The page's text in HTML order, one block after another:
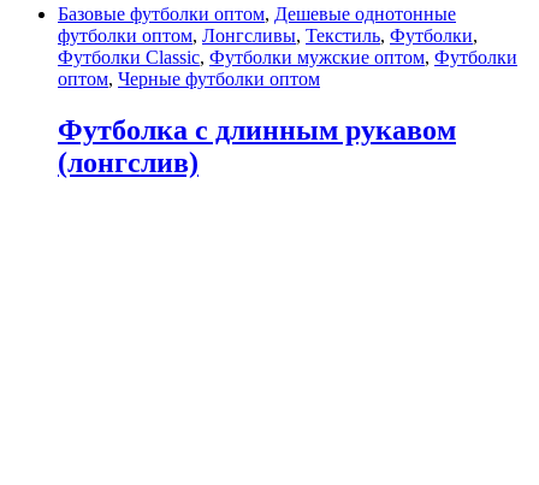
Базовые футболки оптом, Дешевые однотонные
футболки оптом, Лонгсливы, Текстиль, Футболки,
Футболки Classic, Футболки мужские оптом, Футболки
оптом, Черные футболки оптом
Футболка с длинным рукавом
(лонгслив)